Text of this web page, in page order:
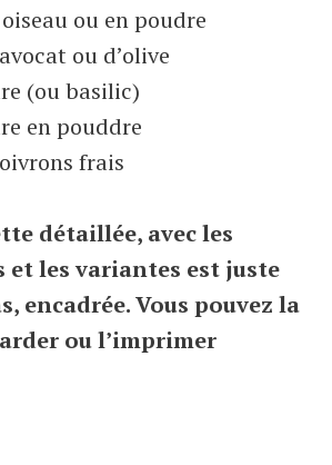
ou en poudre
ou d’olive
(ou basilic)
en pouddre
frais
détaillée, avec les
et les variantes est juste
encadrée. Vous pouvez la
ou l’imprimer